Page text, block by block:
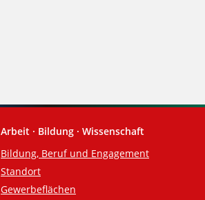
Arbeit · Bildung · Wissenschaft
Bildung, Beruf und Engagement
Standort
Gewerbeflächen